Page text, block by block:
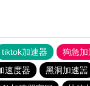
tiktok加速器 狗急加
速度器 黑洞加速噐